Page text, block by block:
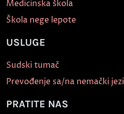
Medicinska škola
Škola nege lepote
USLUGE
Sudski tumač
Prevođenje sa/na nemački
PRATITE NAS